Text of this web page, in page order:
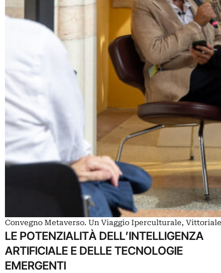
Convegno Metaverso. Un Viaggio Iperculturale,
LE POTENZIALITÀ DELL’INTELLIGENZA
ARTIFICIALE E DELLE TECNOLOGIE
EMERGENTI